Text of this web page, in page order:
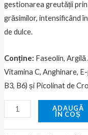
gestionarea greutății
grăsimilor, intensificând
de dulce.
Conține: Faseolin,
Vitamina C, Anghinare,
B3, B6) și Picolinat de
ADAUGĂ
ÎN COȘ